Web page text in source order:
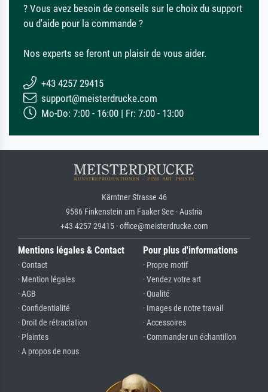
? Vous avez besoin de conseils sur le choix du support
ou d'aide pour la commande ?
Nos experts se feront un plaisir de vous aider.
+43 4257 29415
support@meisterdrucke.com
Mo-Do: 7:00 - 16:00 | Fr: 7:00 - 13:00
Kärntner Strasse 46
9586 Finkenstein am Faaker See · Austria
+43 4257 29415 · office@meisterdrucke.com
Mentions légales & Contact
· Contact
· Mention légales
· AGB
· Confidentialité
· Droit de rétractation
· Plaintes
· A propos de nous
Pour plus d'informations
· Propre motif
· Vendez votre art
· Qualité
· Images de notre travail
· Accessoires
· Commander un échantillon